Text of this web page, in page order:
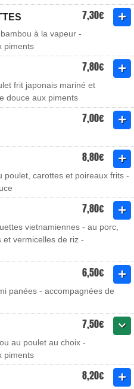
7,30€
à la vapeur -
piments
7,80€
frit japonais mariné et
douce aux piments
7,00€
8,80€
poulet, carottes et poireaux frits -
7,80€
vietnamiennes - au porc,
vermicelles de riz -
6,50€
panées - accompagnées de
7,50€
au poulet au choix -
piments
8,20€